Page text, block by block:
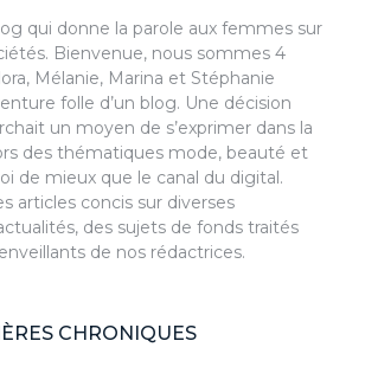
qui donne la parole aux femmes sur
Bienvenue, nous sommes 4
Mélanie, Marina et Stéphanie
folle d’un blog. Une décision
un moyen de s’exprimer dans la
des thématiques mode, beauté et
de mieux que le canal du digital.
articles concis sur diverses
des sujets de fonds traités
de nos rédactrices.
CHRONIQUES